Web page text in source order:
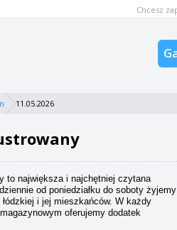
Chcesz
11.05.2026
to największa i najchętniej czytana
od poniedziałku do soboty żyjemy
i jej mieszkańców. W każdy
oferujemy dodatek